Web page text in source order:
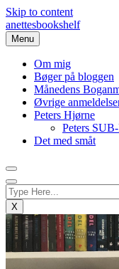
Skip to content
anettesbookshelf
Menu
Om mig
Bøger på bloggen
Månedens
Øvrige
Peters Hjørne
Peters
Det med småt
X